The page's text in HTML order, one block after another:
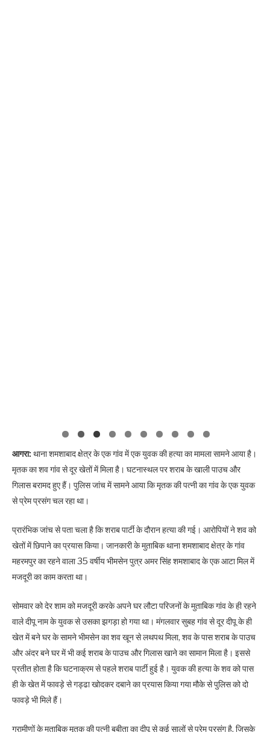
आगरा: थाना शमशाबाद क्षेत्र के एक गांव में एक युवक की हत्या का मामला सामने आया है।
मृतक का शव गांव से दूर खेतों में मिला है। घटनास्थल पर शराब के खाली पाउच और
गिलास बरामद हुए हैं। पुलिस जांच में सामने आया कि मृतक की पत्नी का गांव के एक युवक
से प्रेम प्रसंग चल रहा था।
प्रारंभिक जांच से पता चला है कि शराब पार्टी के दौरान हत्या की गई। आरोपियों ने शव को
खेतों में छिपाने का प्रयास किया। जानकारी के मुताबिक थाना शमशाबाद क्षेत्र के गांव
महरमपुर का रहने वाला 35 वर्षीय भीमसेन पुत्र अमर सिंह शमशाबाद के एक आटा मिल में
मजदूरी का काम करता था।
सोमवार को देर शाम को मजदूरी करके अपने घर लौटा परिजनों के मुताबिक गांव के ही रहने
वाले दीपू नाम के युवक से उसका झगड़ा हो गया था। मंगलवार सुबह गांव से दूर दीपू के ही
खेत में बने घर के सामने भीमसेन का शव खून से लथपथ मिला, शव के पास शराब के पाउच
और अंदर बने घर में भी कई शराब के पाउच और गिलास खाने का सामान मिला है। इससे
प्रतीत होता है कि घटनाक्रम से पहले शराब पार्टी हुई है। युवक की हत्या के शव को पास
ही के खेत में फावड़े से गड्ढा खोदकर दबाने का प्रयास किया गया मौके से पुलिस को दो
फावड़े भी मिले हैं।
ग्रामीणों के मुताबिक मृतक की पत्नी बबीता का दीपू से कई सालों से प्रेम प्रसंग है, जिसके